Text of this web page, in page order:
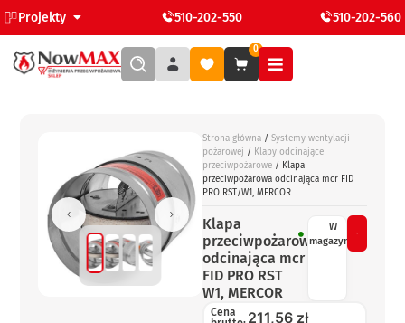
Projekty 510-202-550 510-202-560
0
Strona główna / Systemy wentylacji
pożarowej / Klapy odcinające
przeciwpożarowe / Klapa
przeciwpożarowa odcinająca mcr FID
PRO RST/W1, MERCOR
Klapa
przeciwpożarowa
odcinająca mcr
FID PRO RST
W1, MERCOR
W
magazynie
Cena
211,56 zł